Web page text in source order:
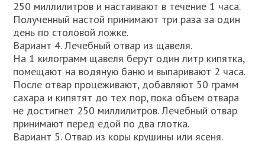
250 миллилитров и настаивают в течение 1 часа.
Полученный настой принимают три раза за один
день по столовой ложке.
Вариант 4. Лечебный отвар из щавеля.
На 1 килограмм щавеля берут один литр кипятка,
помещают на водяную баню и выпаривают 2 часа.
После отвар процеживают, добавляют 50 грамм
сахара и кипятят до тех пор, пока объем отвара
не достигнет 250 миллилитров. Лечебный отвар
принимают перед едой по два глотка.
Вариант 5. Отвар из коры крушины или ясеня.